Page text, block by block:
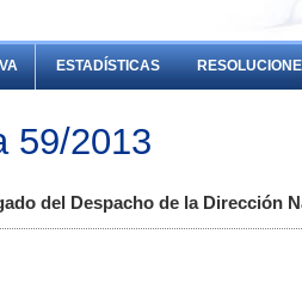
ESTADÍSTICAS
59/2013
del Despacho de la Dirección